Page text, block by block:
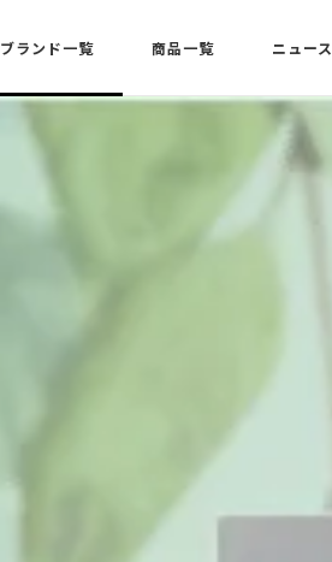
ブランド一覧 商品一覧 ニュース